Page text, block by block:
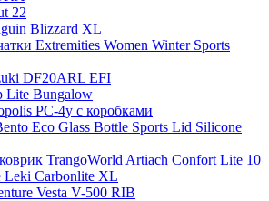
22
Blizzard XL
Extremities Women Winter Sports
DF20ARL EFI
Lite Bungalow
РС-4у с коробками
Eco Glass Bottle Sports Lid Silicone
TrangoWorld Artiach Confort Lite 10
Leki Carbonlite XL
Vesta V-500 RIB